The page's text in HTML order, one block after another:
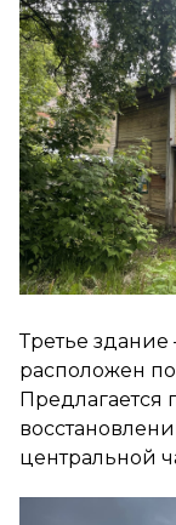
Третье
расположен по
Предлагается
центральной